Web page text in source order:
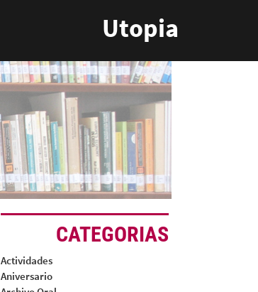
Utopia
CATEGORIAS
Actividades
Aniversario